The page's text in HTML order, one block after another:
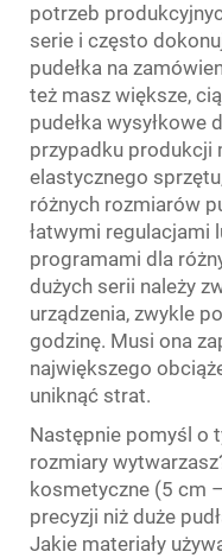
potrzeb
serie i często
pudełka na
też masz większe,
pudełka wysyłkowe
przypadku produkcji
elastycznego
różnych rozmiarów
łatwymi regulacjami
programami dla
dużych serii należy
urządzenia, zwykle
godzinę. Musi ona
największego
uniknąć strat.
Następnie pomyśl o
rozmiary
kosmetyczne (5 cm
precyzji niż duże
Jakie materiały